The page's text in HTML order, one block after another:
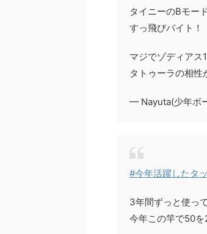
タイニーのBモー
すっ飛びバイト！
マジでゾディアス
タトゥーラの相性
— Nayuta(少年ボ
#今年活躍したタ
3年間ずっと使っ
今年この竿で50を